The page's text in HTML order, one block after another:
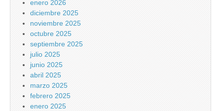
enero 2026
diciembre 2025
noviembre 2025
octubre 2025
septiembre 2025
julio 2025
junio 2025
abril 2025
marzo 2025
febrero 2025
enero 2025